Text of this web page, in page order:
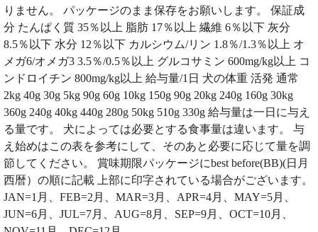
りません。 パッケージのまま保存をお願いします。 保証成
分 たんぱく質 35％以上 脂肪 17％以上 繊維 6％以下 灰分
8.5％以下 水分 12％以下 カルシウム/リン 1.8％/1.3％以上 オ
メガ6/オメガ3 3.5％/0.5％以上 グルコサミン 600mg/kg以上 コ
ンドロイチン 800mg/kg以上 給与量/1日 犬の体重 活発 通常
2kg 40g 30g 5kg 90g 60g 10kg 150g 90g 20kg 240g 160g 30kg
360g 240g 40kg 440g 280g 50kg 510g 330g 給与量は一日に与え
る量です。 犬によっては必要とする食事量は違います。 与
え始めはこの表を参考にして、そのあと必要に応じて量を調
節してください。 賞味期限パッケージにbest before(BB)(日月
西暦）の順に記載 上部に印字されている場合がございます。
JAN=1月、FEB=2月、MAR=3月、APR=4月、MAY=5月、
JUN=6月、JUL=7月、AUG=8月、SEP=9月、OCT=10月、